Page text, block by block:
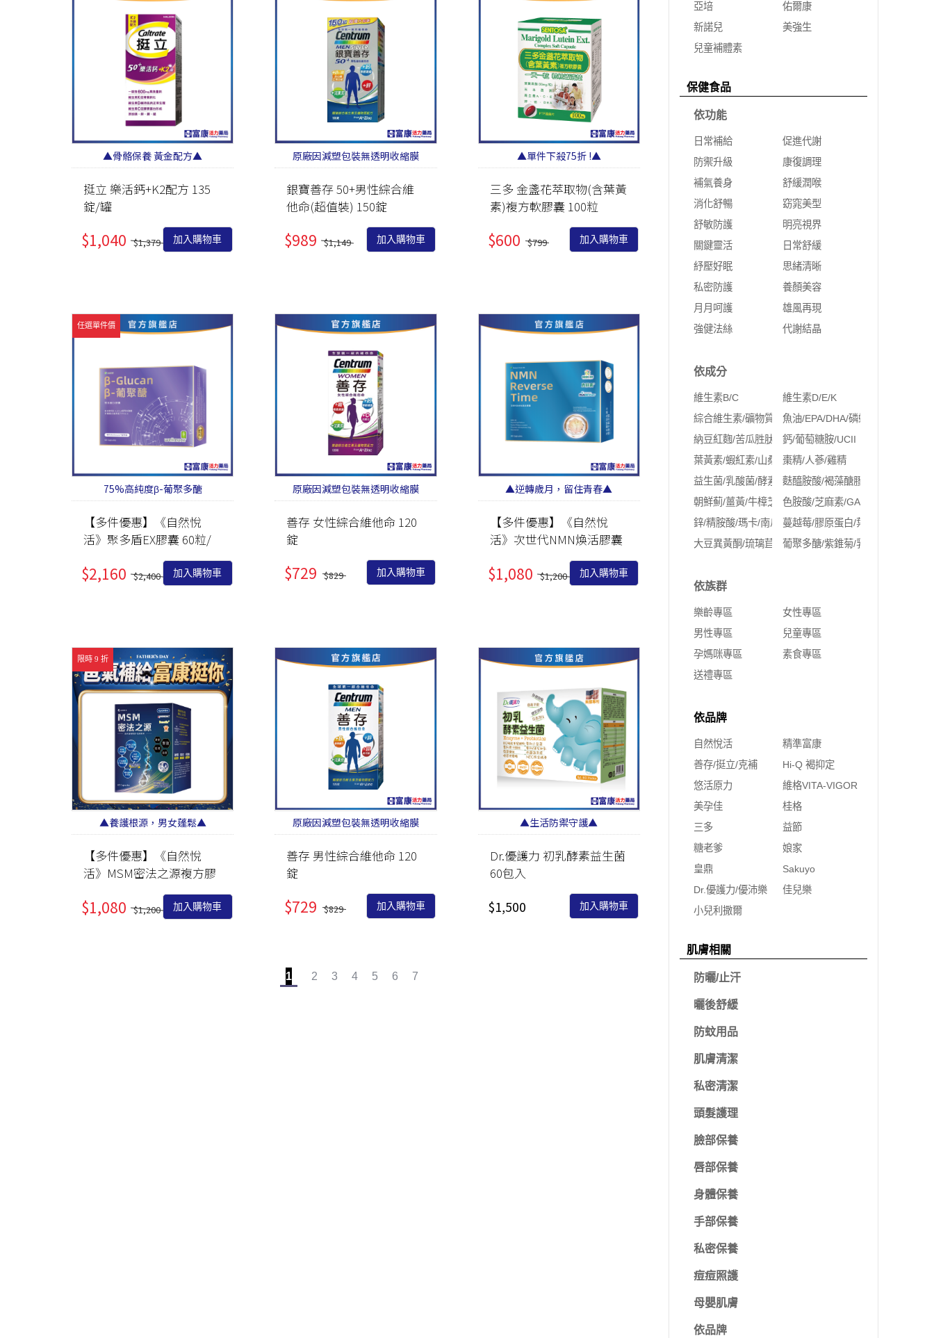
▲骨骼保養 黃金配方▲
挺立 樂活鈣+K2配方 135
錠/罐
$1,040 $1,379 加入購物車
原廠因減塑包裝無透明收縮膜
銀寶善存 50+男性綜合維
他命(超值裝) 150錠
$989 $1,149 加入購物車
▲單件下殺75折 !▲
三多 金盞花萃取物(含葉黃
素)複方軟膠囊 100粒
$600 $799 加入購物車
任選單件價
75%高純度β-葡聚多醣
【多件優惠】《自然悅
活》聚多盾EX膠囊 60粒/
$2,160 $2,400 加入購物車
原廠因減塑包裝無透明收縮膜
善存 女性綜合維他命 120
錠
$729 $829 加入購物車
▲逆轉歲月，留住青春▲
【多件優惠】《自然悅
活》次世代NMN煥活膠囊
$1,080 $1,200 加入購物車
限時 9 折
▲養護根源，男女蓬鬆▲
【多件優惠】《自然悅
活》MSM密法之源複方膠
$1,080 $1,200 加入購物車
原廠因減塑包裝無透明收縮膜
善存 男性綜合維他命 120
錠
$729 $829 加入購物車
▲生活防禦守護▲
Dr.優護力 初乳酵素益生菌
60包入
$1,500 加入購物車
1 2 3 4 5 6 7
亞培
佑爾康
新諾兒
美強生
兒童補體素
保健食品
依功能
日常補給
促進代謝
防禦升級
康復調理
補氣養身
舒緩潤喉
消化舒暢
窈窕美型
舒敏防護
明亮視界
關鍵靈活
日常舒緩
紓壓好眠
思緒清晰
私密防護
養顏美容
月月呵護
雄風再現
強健法絲
代謝結晶
依成分
維生素B/C
維生素D/E/K
綜合維生素/礦物質
魚油/EPA/DHA/磷蝦油
納豆紅麴/苦瓜胜肽/Q10鈣/葡萄糖胺/UCII
葉黃素/蝦紅素/山桑子/玻尿酸
棗精/人蔘/雞精
益生菌/乳酸菌/酵素
麩醯胺酸/褐藻醣膠
朝鮮薊/薑黃/牛樟芝/紅景天色胺酸/芝麻素/GABA
鋅/精胺酸/瑪卡/南瓜籽蔓越莓/膠原蛋白/葉酸/鐵/NMN
大豆異黃酮/琉璃苣油/月見草油/聖潔莓/肌醇
葡聚多醣/紫錐菊/乳鐵蛋白
依族群
樂齡專區
女性專區
男性專區
兒童專區
孕媽咪專區
素食專區
送禮專區
依品牌
自然悅活
精準富康
善存/挺立/克補
Hi-Q 褐抑定
悠活原力
維格VITA-VIGOR
美孕佳
桂格
三多
益節
糖老爹
娘家
皇鼎
Sakuyo
Dr.優護力/優沛樂
佳兒樂
小兒利撒爾
肌膚相關
防曬/止汗
曬後舒緩
防蚊用品
肌膚清潔
私密清潔
頭髮護理
臉部保養
唇部保養
身體保養
手部保養
私密保養
痘痘照護
母嬰肌膚
依品牌